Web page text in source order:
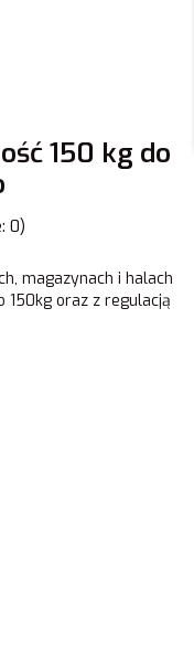
150 kg do
0)
magazynach i halach
150kg oraz z regulacją